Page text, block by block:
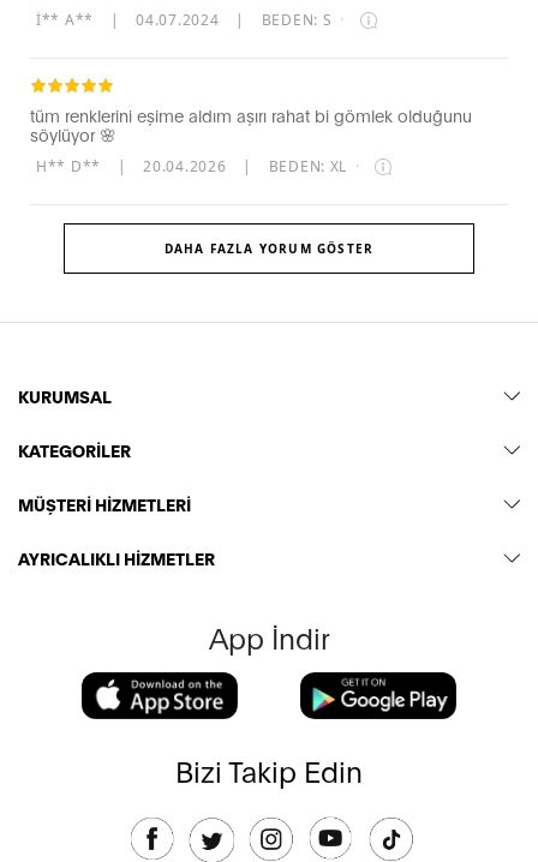
İ** A** | 04.07.2024 | BEDEN: S ·
tüm renklerini eşime aldım aşırı rahat bi gömlek olduğunu
söylüyor 🌸
H** D** | 20.04.2026 | BEDEN: XL ·
DAHA FAZLA YORUM GÖSTER
KURUMSAL
KATEGORİLER
MÜŞTERİ HİZMETLERİ
AYRICALIKLI HİZMETLER
App İndir
Bizi Takip Edin